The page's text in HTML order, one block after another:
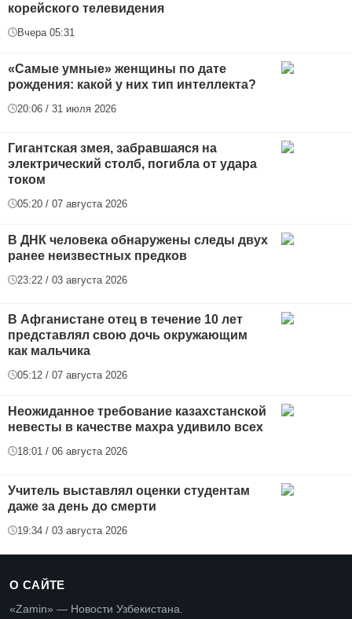
корейского телевидения
Вчера 05:31
«Самые умные» женщины по дате
рождения: какой у них тип интеллекта?
20:06 / 31 июля 2026
Гигантская змея, забравшаяся на
электрический столб, погибла от удара
током
05:20 / 07 августа 2026
В ДНК человека обнаружены следы двух
ранее неизвестных предков
23:22 / 03 августа 2026
В Афганистане отец в течение 10 лет
представлял свою дочь окружающим
как мальчика
05:12 / 07 августа 2026
Неожиданное требование казахстанской
невесты в качестве махра удивило всех
18:01 / 06 августа 2026
Учитель выставлял оценки студентам
даже за день до смерти
19:34 / 03 августа 2026
О САЙТЕ
«Zamin» — Новости Узбекистана.